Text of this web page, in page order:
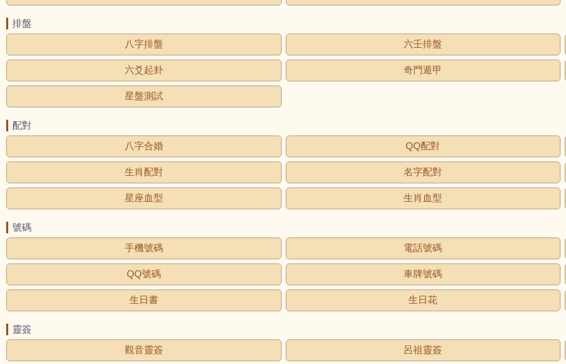
排盤
八字排盤
六壬排盤
六爻起卦 奇門遁甲
星盤測試
配對
八字合婚
QQ配對
生肖配對 名字配對
星座血型 生肖血型
號碼
手機號碼
電話號碼
QQ號碼 車牌號碼
生日書 生日花
靈簽
觀音靈簽
呂祖靈簽